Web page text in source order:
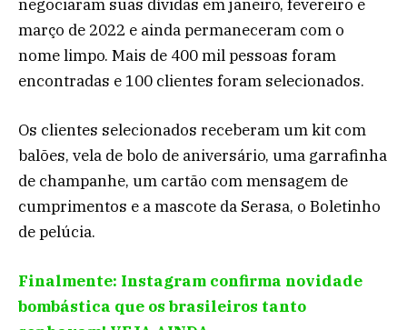
negociaram suas dívidas em janeiro, fevereiro e
março de 2022 e ainda permaneceram com o
nome limpo. Mais de 400 mil pessoas foram
encontradas e 100 clientes foram selecionados.
Os clientes selecionados receberam um kit com
balões, vela de bolo de aniversário, uma garrafinha
de champanhe, um cartão com mensagem de
cumprimentos e a mascote da Serasa, o Boletinho
de pelúcia.
Finalmente: Instagram confirma novidade
bombástica que os brasileiros tanto